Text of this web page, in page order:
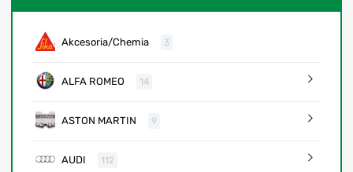
Akcesoria/Chemia 3
ALFA ROMEO 14
ASTON MARTIN 9
AUDI 112